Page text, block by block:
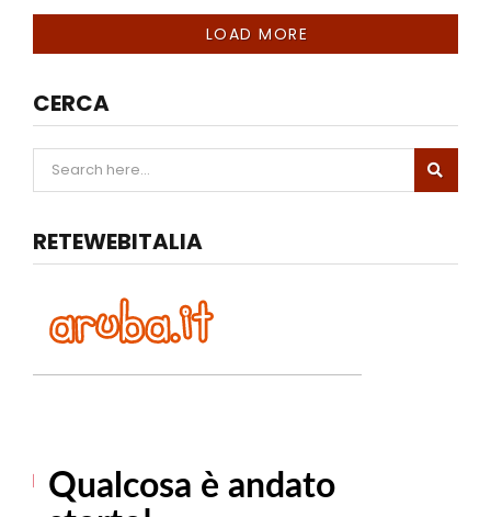
LOAD MORE
CERCA
RETEWEBITALIA